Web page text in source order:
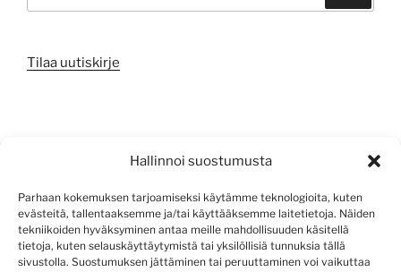
Hallinnoi suostumusta
Parhaan kokemuksen tarjoamiseksi käytämme teknologioita, kuten
evästeitä, tallentaaksemme ja/tai käyttääksemme laitetietoja. Näiden
tekniikoiden hyväksyminen antaa meille mahdollisuuden käsitellä
tietoja, kuten selauskäyttäytymistä tai yksilöllisiä tunnuksia tällä
sivustolla. Suostumuksen jättäminen tai peruuttaminen voi vaikuttaa
Tilaa uutiskirje
Sisältösyöte
Kommenttisyöte